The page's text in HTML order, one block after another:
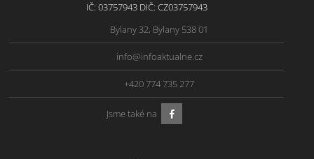
IČ: 03757943 DIČ: CZ03757943
Bylany 32, Bylany 538 01
info@infoaktualne.cz
+420 774 735 277
Jsme také na